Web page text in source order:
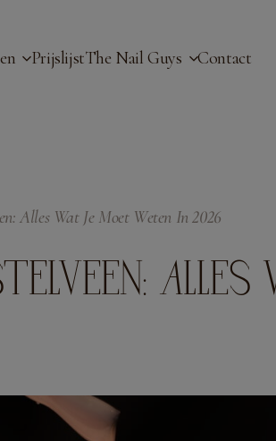
PrijslijstThe Nail Guys Contact
Alles Wat Je Moet Weten In 2026